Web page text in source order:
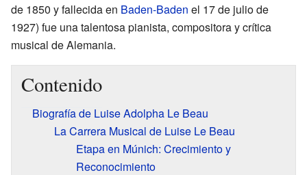
de 1850 y fallecida en Baden-Baden el 17 de julio de
1927) fue una talentosa pianista, compositora y crítica
musical de Alemania.
Contenido
Biografía de Luise Adolpha Le Beau
La Carrera Musical de Luise Le Beau
Etapa en Múnich: Crecimiento y
Reconocimiento